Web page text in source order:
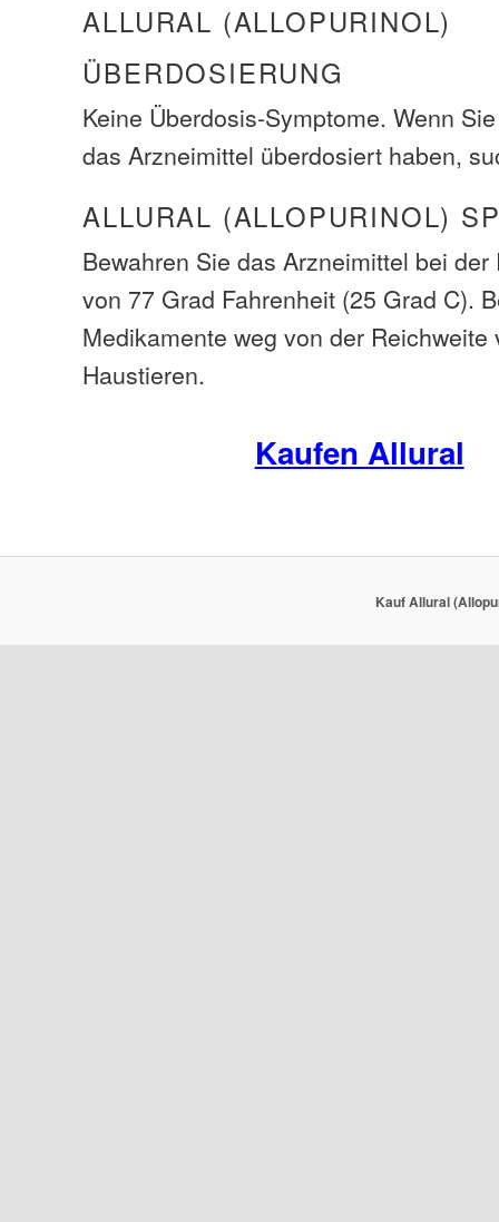
ALLURAL (ALLOPURINOL)
ÜBERDOSIERUNG
Keine Überdosis-Symptome. Wenn
das Arzneimittel überdosiert haben,
ALLURAL (ALLOPURINOL)
Bewahren Sie das Arzneimittel bei
von 77 Grad Fahrenheit (25 Grad C).
Medikamente weg von der Reichweite
Haustieren.
Kaufen Allural
Kauf Allural